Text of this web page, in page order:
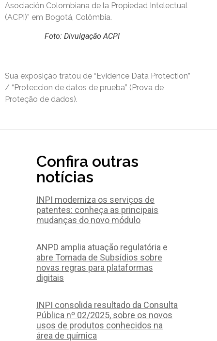
Asociación Colombiana de la Propiedad Intelectual
(ACPI)” em Bogotá, Colômbia.
Foto: Divulgação ACPI
Sua exposição tratou de “Evidence Data Protection”
/ “Proteccion de datos de prueba” (Prova de
Proteção de dados).
Confira outras
notícias
INPI moderniza os serviços de
patentes: conheça as principais
mudanças do novo módulo
ANPD amplia atuação regulatória e
abre Tomada de Subsídios sobre
novas regras para plataformas
digitais
INPI consolida resultado da Consulta
Pública nº 02/2025, sobre os novos
usos de produtos conhecidos na
área de química